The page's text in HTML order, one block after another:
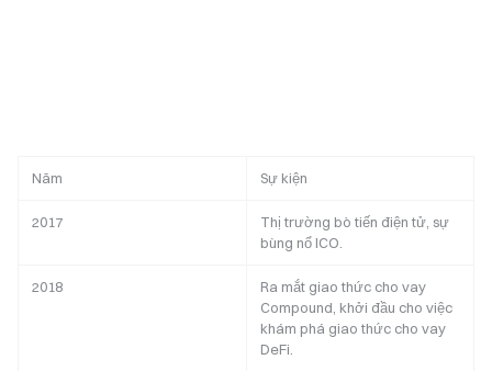
Năm Sự kiện
2017
Thị trường bò tiến điện tử, sự
bùng nổ ICO.
2018
Ra mắt giao thức cho vay
Compound, khởi đầu cho việc
khám phá giao thức cho vay
DeFi.